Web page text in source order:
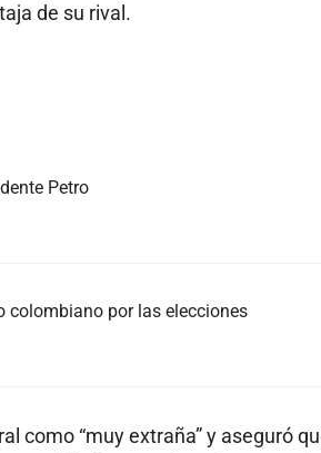
de su rival.
Petro
colombiano por las elecciones
como “muy extraña” y aseguró